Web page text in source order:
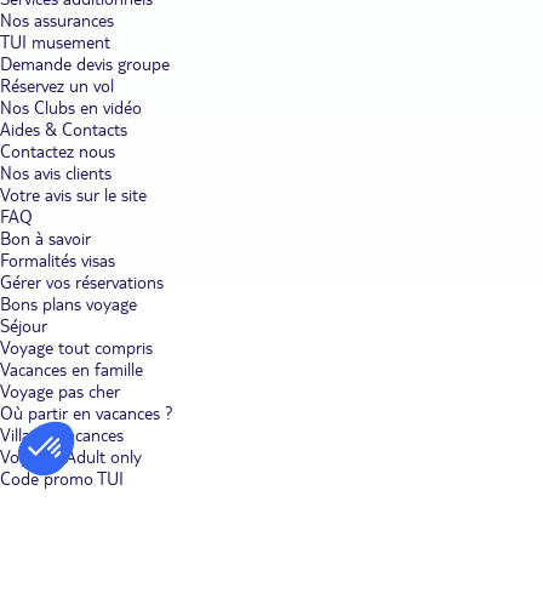
Nos assurances
TUI musement
Demande devis groupe
Réservez un vol
Nos Clubs en vidéo
Aides & Contacts
Contactez nous
Nos avis clients
Votre avis sur le site
FAQ
Bon à savoir
Formalités visas
Gérer vos réservations
Bons plans voyage
Séjour
Voyage tout compris
Vacances en famille
Voyage pas cher
Où partir en vacances ?
Villages vacances
Voyages Adult only
Code promo TUI